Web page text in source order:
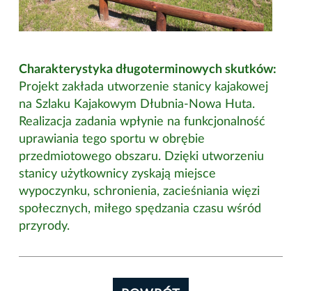
Charakterystyka długoterminowych skutków:
Projekt zakłada utworzenie stanicy kajakowej
na Szlaku Kajakowym Dłubnia-Nowa Huta.
Realizacja zadania wpłynie na funkcjonalność
uprawiania tego sportu w obrębie
przedmiotowego obszaru. Dzięki utworzeniu
stanicy użytkownicy zyskają miejsce
wypoczynku, schronienia, zacieśniania więzi
społecznych, miłego spędzania czasu wśród
przyrody.